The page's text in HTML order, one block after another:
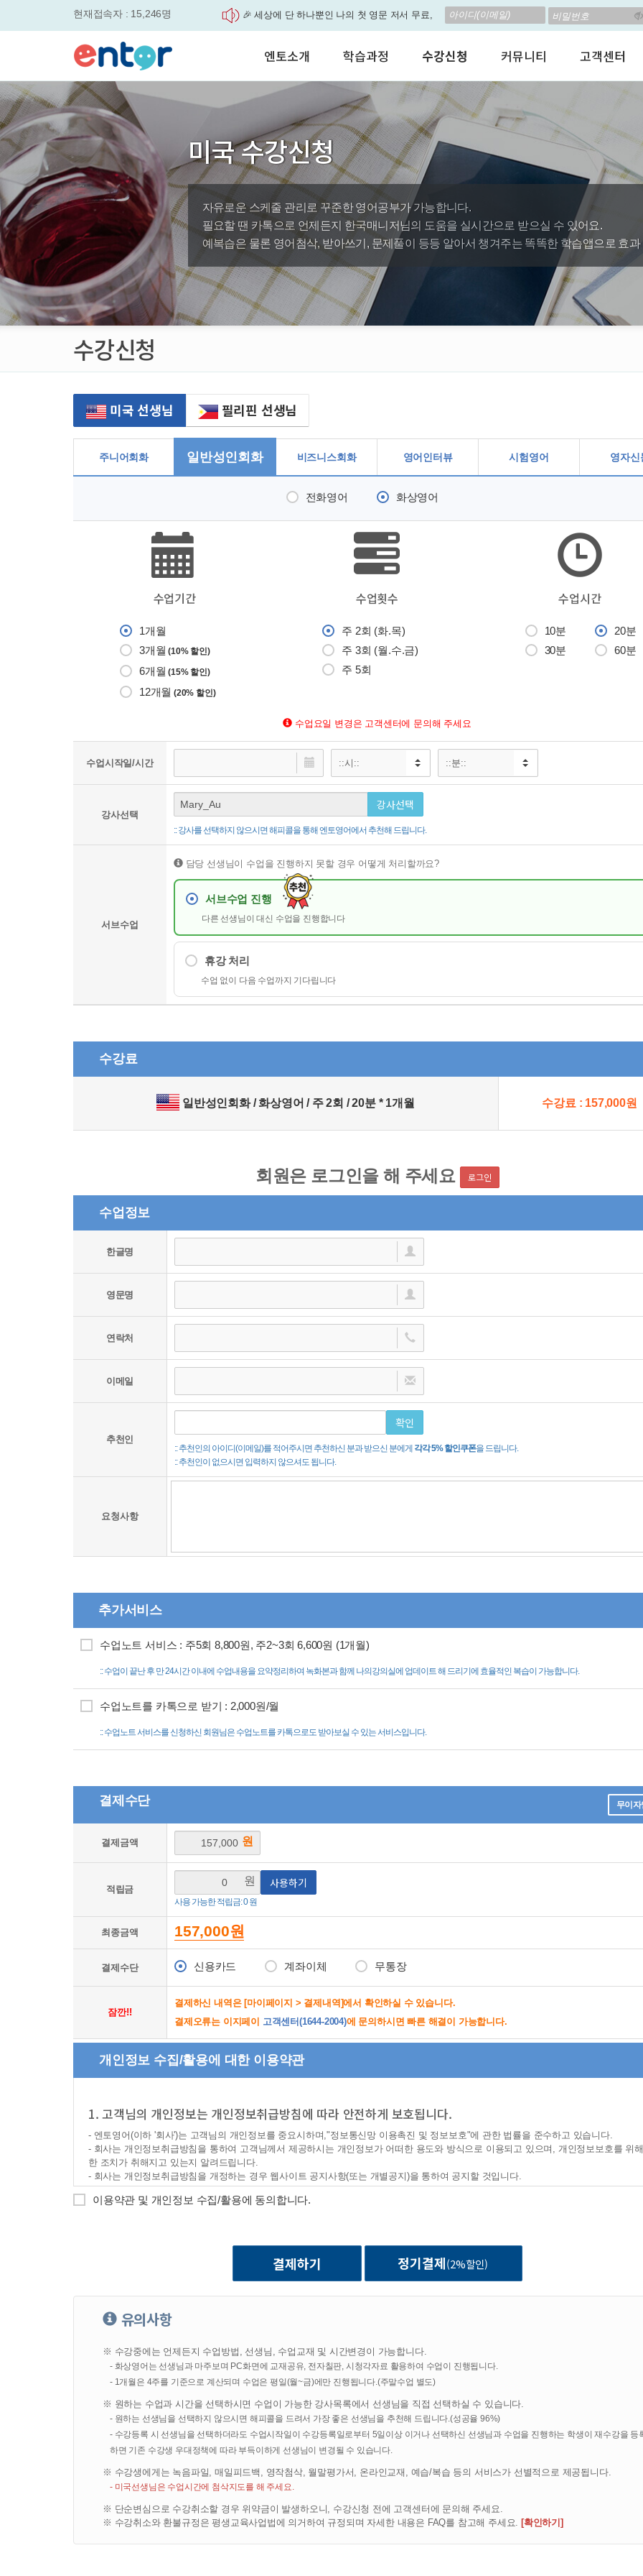
현재접속자 : 15,246명
🎉 세상에 단 하나뿐인 나의 첫 영문 저서 무료,
'Story Me' 오픈이벤트
실력을 동시에 잡으세요
원터치 스케줄관리로 결석 없는 수업을 진행하
영자신문이 개인 맞춤형 뉴스로 놀랍게 개편 되
었습니다.
엔토영어 학습앱 '지원이'가 회원님의 개인비서
로 다시 태어났습니다.
🎉 세상에 단 하나뿐인 나의 첫 영문 저서 무료,
'Story Me' 오픈이벤트
학습도우미 G1
바로가기
학습방법
강사소개
회사소개
어린이 영어회화
성인영어회화
비즈니스영어
인터뷰영어
시험영어
영자신문
수업교재안내
수강료안내
정규수강신청
AI 수강신청
그룹수업신청
수강후기
자유톡톡
어떻게말하죠?
꿀잼영어
퀘스트랭킹 🏆
공지사항
수강상담
멤버쉽 안내
원격지원
엔토소개 학습과정 수강신청 커뮤니티 고객센터
미국 수강신청
자유로운 스케줄 관리로 꾸준한 영어공부가 가능합니다.
필요할 땐 카톡으로 언제든지 한국매니저님의 도움을 실시간으로 받으실 수 있어요.
예복습은 물론 영어첨삭, 받아쓰기, 문제풀이 등등 알아서 챙겨주는 똑똑한 학습앱으로 효과
수강신청
미국 선생님 필리핀 선생님
주니어회화 일반성인회화 비즈니스회화 영어인터뷰 시험영어 영자신
전화영어 화상영어
수업기간
1개월
3개월 (10% 할인)
6개월 (15% 할인)
12개월 (20% 할인)
수업횟수
주 2회 (화.목)
주 3회 (월.수.금)
주 5회
수업시간
10분
20분
30분
60분
수업요일 변경은 고객센터에 문의해 주세요
수업시작일/시간
강사선택
강사선택
:: 강사를 선택하지 않으시면 해피콜을 통해 엔토영어에서 추천해 드립니다.
서브수업
담당 선생님이 수업을 진행하지 못할 경우 어떻게 처리할까요?
서브수업 진행
다른 선생님이 대신 수업을 진행합니다
휴강 처리
수업 없이 다음 수업까지 기다립니다
수강료
일반성인회화 / 화상영어 / 주 2회 / 20분 * 1개월 수강료 : 157,000원
회원은 로그인을 해 주세요 로그인
수업정보
한글명
영문명
연락처
이메일
추천인
확인
:: 추천인의 아이디(이메일)를 적어주시면 추천하신 분과 받으신 분에게 각각 5% 할인쿠폰을 드립니다.
:: 추천인이 없으시면 입력하지 않으셔도 됩니다.
요청사항
추가서비스
수업노트 서비스 : 주5회 8,800원, 주2~3회 6,600원 (1개월)
:: 수업이 끝난 후 만 24시간 이내에 수업내용을 요약정리하여 녹화본과 함께 나의강의실에 업데이트 해 드리기에 효율적인 복습이 가능합니다.
수업노트를 카톡으로 받기 : 2,000원/월
:: 수업노트 서비스를 신청하신 회원님은 수업노트를 카톡으로도 받아보실 수 있는 서비스입니다.
결제수단 무이자
결제금액 원
적립금
원 사용하기
사용 가능한 적립금: 0 원
최종금액 157,000원
결제수단 신용카드 계좌이체 무통장
잠깐!!
결제하신 내역은 [마이페이지 > 결제내역]에서 확인하실 수 있습니다.
결제오류는 이지페이 고객센터(1644-2004)에 문의하시면 빠른 해결이 가능합니다.
개인정보 수집/활용에 대한 이용약관
1. 고객님의 개인정보는 개인정보취급방침에 따라 안전하게 보호됩니다.
- 엔토영어(이하 '회사')는 고객님의 개인정보를 중요시하며,"정보통신망 이용촉진 및 정보보호"에 관한 법률을 준수하고 있습니다.
- 회사는 개인정보취급방침을 통하여 고객님께서 제공하시는 개인정보가 어떠한 용도와 방식으로 이용되고 있으며, 개인정보보호를 위
한 조치가 취해지고 있는지 알려드립니다.
- 회사는 개인정보취급방침을 개정하는 경우 웹사이트 공지사항(또는 개별공지)을 통하여 공지할 것입니다.
ο 본 방침은 : 2008 년 04 월 01일 부터 시행됩니다.
ο 개정 시행 : 2026년 8월 1일 (AI 기반 서비스 관련 위탁·국외이전 사항 반영)
2. 개인정보의 수집·이용 목적
- 회사는 수집한 개인정보를 다음의 목적을 위해 활용합니다.
ο 서비스 제공에 관한 계약 이행 및 서비스 제공에 따른 요금정산 및 콘텐츠 제공, 물품배송 또는 청구지 등 발송
ο 회원제 서비스 이용에 따른 본인확인, 개인식별, 불량회원의 부정 이용방지와 비인가 사용 방지, 가입 의사 확인, 연령확인, 만14세 미
ο 마케팅 및 이벤트 등 광고성 정보 전달
3. 수집하려는 개인정보의 항목
- 회사는 회원가입, 상담, 서비스 신청 및 이용 등을 위해 아래와 같은 개인정보를 수집하고 있습니다.
ο 수집항목 : 이름, 생년월일, 성별, 비밀번호, 자택 전화번호, 자택 주소, 휴대전화번호, 이메일, 법정대리인정보, 서비스 이용기록, 접속
쿠키, 접속 IP 정보, 결제기록, 수업 녹음·녹화 데이터, 수업 대화 음성 및 텍스트, 학습활동 기록
ο 신용카드·은행계좌 정보는 회사가 직접 수집·보관하지 않으며, 결제 시 결제대행사(PG)를 통해 처리되고 이용목적을 달성한 후에는 지
이 파기됩니다.
ο 개인정보 수집방법 : 홈페이지, 서면양식, 전화/팩스를 통한 회원가입, 경품행사 응모, 배송요청, 제휴사로부터의 제공, 생성정보 수집
통한 수집
4. 개인정보의 보유 및 이용기간
- 원칙적으로, 개인정보 수집 및 이용목적이 달성된 후에는 해당 정보를 지체 없이 파기합니다. 단, 관계법령의 규정에 의하여 보존할 필
이용약관 및 개인정보 수집/활용에 동의합니다.
정기결제(2%할인)
유의사항
※ 수강중에는 언제든지 수업방법, 선생님, 수업교재 및 시간변경이 가능합니다.
- 화상영어는 선생님과 마주보며 PC화면에 교재공유, 전자칠판, 시청각자료 활용하여 수업이 진행됩니다.
- 1개월은 4주를 기준으로 계산되며 수업은 평일(월~금)에만 진행됩니다.(주말수업 별도)
※ 원하는 수업과 시간을 선택하시면 수업이 가능한 강사목록에서 선생님을 직접 선택하실 수 있습니다.
- 원하는 선생님을 선택하지 않으시면 해피콜을 드려서 가장 좋은 선생님을 추천해 드립니다.(성공율 96%)
- 수강등록 시 선생님을 선택하더라도 수업시작일이 수강등록일로부터 5일이상 이거나 선택하신 선생님과 수업을 진행하는 학생이 재수강을 등
하면 기존 수강생 우대정책에 따라 부득이하게 선생님이 변경될 수 있습니다.
※ 수강생에게는 녹음파일, 매일피드백, 영작첨삭, 월말평가서, 온라인교재, 예습/복습 등의 서비스가 선별적으로 제공됩니다.
- 미국선생님은 수업시간에 첨삭지도를 해 주세요.
※ 단순변심으로 수강취소할 경우 위약금이 발생하오니, 수강신청 전에 고객센터에 문의해 주세요.
※ 수강취소와 환불규정은 평생교육사업법에 의거하여 규정되며 자세한 내용은 FAQ를 참고해 주세요. [확인하기]